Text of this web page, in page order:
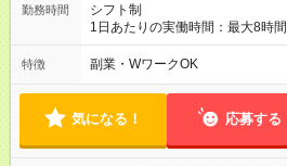
勤務時間
シフト制
1日あたりの実働時間：最大8時
14:30 【Ｂ】13:30～22:30 【Ｃ
のうち5:30～8:00、20:00～
特徴 副業・WワークOK
気になる！ 応募する